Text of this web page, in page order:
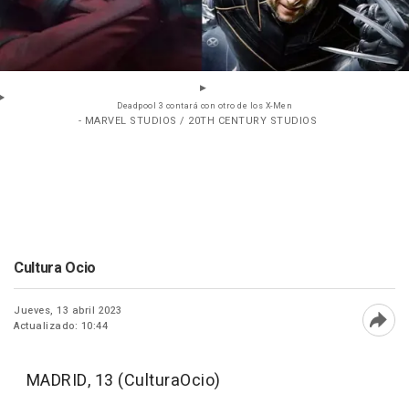
Deadpool 3 contará con otro de los X-Men
- MARVEL STUDIOS / 20TH CENTURY STUDIOS
Cultura Ocio
Jueves, 13 abril 2023
Actualizado: 10:44
MADRID, 13 (CulturaOcio)